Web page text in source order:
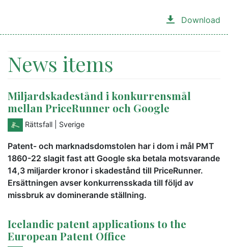
Download
News items
Miljardskadestånd i konkurrensmål
mellan PriceRunner och Google
Rättsfall | Sverige
Patent- och marknadsdomstolen har i dom i mål PMT
1860-22 slagit fast att Google ska betala motsvarande
14,3 miljarder kronor i skadestånd till PriceRunner.
Ersättningen avser konkurrensskada till följd av
missbruk av dominerande ställning.
Icelandic patent applications to the
European Patent Office